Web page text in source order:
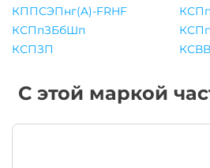
КППСЭПнг(A)-FRHF
КСПпЗБбШп
КСПЗП
С этой маркой